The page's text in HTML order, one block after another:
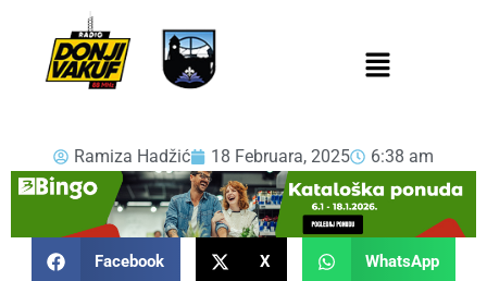
Ramiza Hadžić 18 Februara, 2025 6:38 am
Facebook X WhatsApp